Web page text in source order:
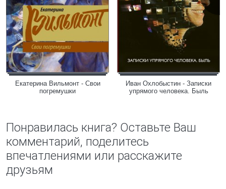
Екатерина Вильмонт - Свои
погремушки
Иван Охлобыстин - Записки
упрямого человека. Быль
Понравилась книга? Оставьте Ваш
комментарий, поделитесь
впечатлениями или расскажите
друзьям